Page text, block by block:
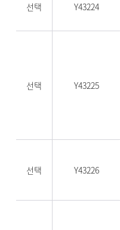
선택 Y43224
선택 Y43225
선택 Y43226